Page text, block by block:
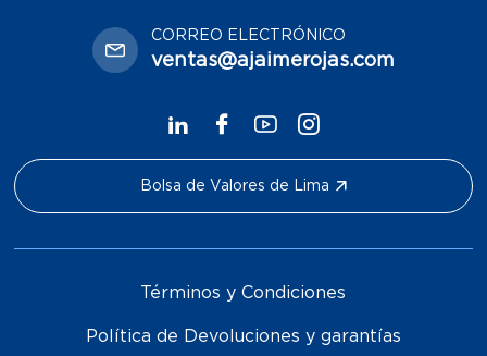
CORREO ELECTRÓNICO
ventas@ajaimerojas.com
Bolsa de Valores de Lima
Términos y Condiciones
Política de Devoluciones y garantías